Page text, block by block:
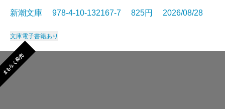
新潮文庫 978-4-10-132167-7 825円 2026/08/28
文庫電子書籍あり
まもなく発売